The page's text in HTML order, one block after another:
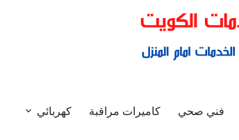
فني صحي كاميرات مراقبة كهربائي